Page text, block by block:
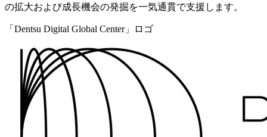
の拡大および成長機会の発掘を一気通貫で支援します。
「Dentsu Digital Global Center」ロゴ